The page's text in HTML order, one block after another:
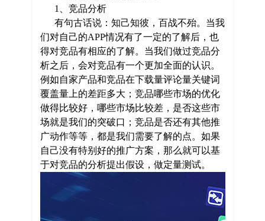
1、竞品分析
有句古话说：知己知彼，百战不殆。当我
们对自己的APP情况有了一定的了解后，也
得对竞品有相应的了解。当我们做过竞品分
析之后，会对竞品有一个更加全面的认识。
例如自家产品和竞品在下载量评论量关键词
覆盖量上的差距多大；竞品哪些市场的优化
做得比较好，哪些市场比较差，是否这些市
场就是我们的突破口；竞品是否还有其他推
广动作等等，都是我们需要了解的点。如果
自己没有特别好的推广方案，那么就可以基
于对竞品的分析提出假设，做定量测试。